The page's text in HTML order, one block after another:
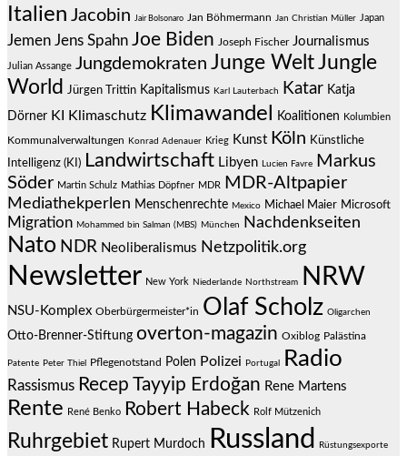
Italien Jacobin Jair Bolsonaro Jan Böhmermann Jan Christian Müller Japan
Jemen Jens Spahn Joe Biden Joseph Fischer Journalismus
Julian Assange Jungdemokraten Junge WeltJungle
World Jürgen Trittin Kapitalismus Karl Lauterbach Katar Katja
Dörner KI Klimaschutz Klimawandel Koalitionen Kolumbien
Kommunalverwaltungen Konrad Adenauer Krieg Kunst Köln Künstliche
Intelligenz (KI) Landwirtschaft Libyen Lucien Favre
Markus
Söder Martin Schulz Mathias Döpfner MDR MDR-Altpapier
Mediathekperlen Menschenrechte Mexico Michael Maier Microsoft
Migration Mohammed bin Salman (MBS) München Nachdenkseiten
Nato NDR Neoliberalismus Netzpolitik.org
Newsletter New York Niederlande Northstream NRW
NSU-Komplex Oberbürgermeister*in Olaf Scholz Oligarchen
Otto-Brenner-Stiftung overton-magazin Oxiblog Palästina
Patente Peter Thiel Pflegenotstand Polen Polizei Portugal Radio
Rassismus Recep Tayyip Erdoğan Rene Martens
Rente René Benko Robert Habeck Rolf Mützenich
Ruhrgebiet Rupert Murdoch Russland Rüstungsexporte